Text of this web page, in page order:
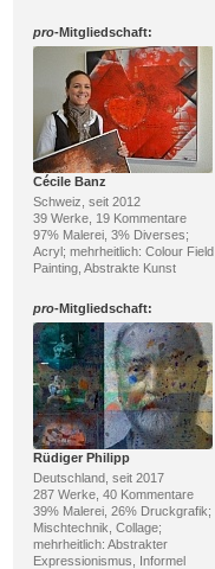
pro-Mitgliedschaft:
Cécile Banz
Schweiz, seit 2012
39 Werke, 19 Kommentare
97% Malerei, 3% Diverses;
Acryl; mehrheitlich: Colour Field
Painting, Abstrakte Kunst
pro-Mitgliedschaft:
Rüdiger Philipp
Deutschland, seit 2017
287 Werke, 40 Kommentare
39% Malerei, 26% Druckgrafik;
Mischtechnik, Collage;
mehrheitlich: Abstrakter
Expressionismus, Informel